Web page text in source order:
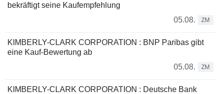
bekräftigt seine Kaufempfehlung
05.08.
ZM
KIMBERLY-CLARK CORPORATION : BNP Paribas gibt
eine Kauf-Bewertung ab
05.08.
ZM
KIMBERLY-CLARK CORPORATION : Deutsche Bank